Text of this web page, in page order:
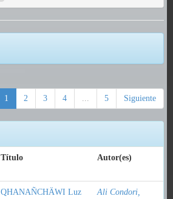
1 2 3 4 ... 5 Siguiente
Título Autor(es)
QHANAÑCHÄWI Luz
Ali Condori,